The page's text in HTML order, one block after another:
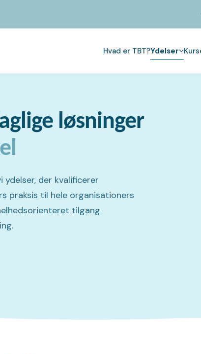
Hvad er TBT?Ydelser
løsninger
der kvalificerer
praksis til hele organisationers
tilgang